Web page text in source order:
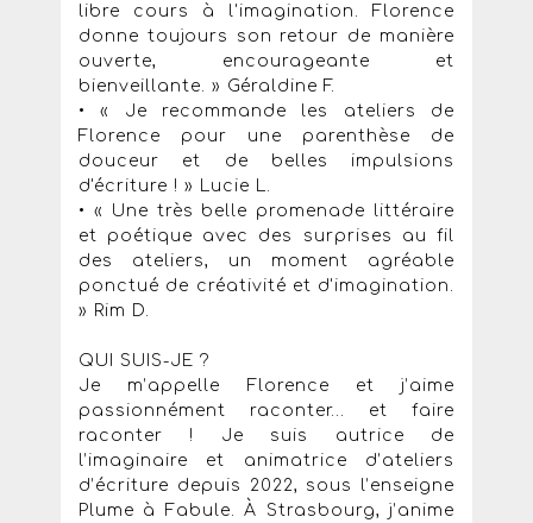
libre cours à l'imagination. Florence
donne toujours son retour de manière
ouverte, encourageante et
bienveillante. » Géraldine F.
• « Je recommande les ateliers de
Florence pour une parenthèse de
douceur et de belles impulsions
d'écriture ! » Lucie L.
• « Une très belle promenade littéraire
et poétique avec des surprises au fil
des ateliers, un moment agréable
ponctué de créativité et d'imagination.
» Rim D.
QUI SUIS-JE ?
Je m’appelle Florence et j’aime
passionnément raconter… et faire
raconter ! Je suis autrice de
l’imaginaire et animatrice d’ateliers
d’écriture depuis 2022, sous l’enseigne
Plume à Fabule. À Strasbourg, j’anime